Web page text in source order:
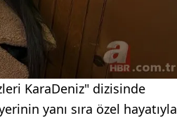
KaraDeniz" dizisinde
yanı sıra özel hayatıyla